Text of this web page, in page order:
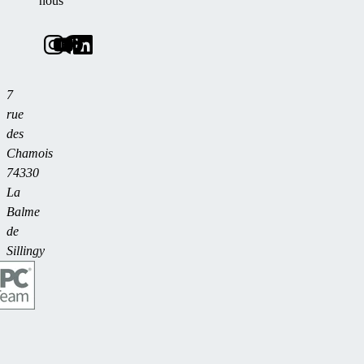
7
rue
des
Chamois
74330
La
Balme
de
Sillingy